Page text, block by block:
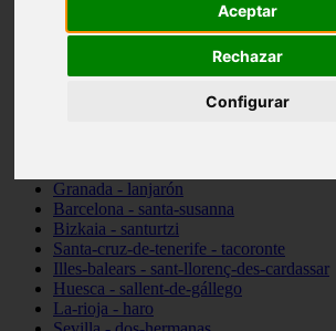
Aceptar
Rechazar
Configurar
Madrid - nuevo-baztán
Granada - lanjarón
Barcelona - santa-susanna
Bizkaia - santurtzi
Santa-cruz-de-tenerife - tacoronte
Illes-balears - sant-llorenç-des-cardassar
Huesca - sallent-de-gállego
La-rioja - haro